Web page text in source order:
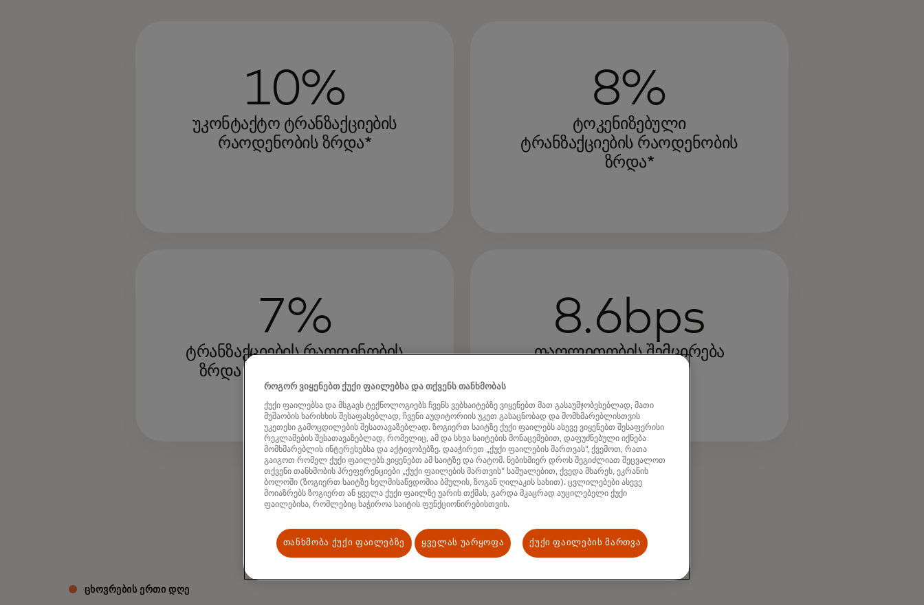
10%
უკონტაქტო ტრანზაქციების
რაოდენობის ზრდა*
8%
ტოკენიზებული
ტრანზაქციების რაოდენობის
ზრდა*
7%
ტრანზაქციების რაოდენობის
ზრდა აქტიურ ანგარიშზე*
8.6bps
თაღლითობის შემცირება
ᲪᲮᲝᲕᲠᲔᲑᲘᲡ ᲔᲠᲗᲘ ᲓᲦᲔ
როგორ ვიყენებთ ქუქი ფაილებსა და თქვენს თანხმობას
ქუქი ფაილებსა და მსგავს ტექნოლოგიებს ჩვენს ვებსაიტებზე ვიყენებთ მათ გასაუმჯობესებლად, მათი
მუშაობის ხარისხის შესაფასებლად, ჩვენი აუდიტორიის უკეთ გასაცნობად და მომხმარებლისთვის
უკეთესი გამოცდილების შესათავაზებლად. ზოგიერთ საიტზე ქუქი ფაილებს ასევე ვიყენებთ შესაფერისი
რეკლამების შესათავაზებლად, რომელიც, ამ და სხვა საიტების მონაცემებით, დაფუძნებული იქნება
მომხმარებლის ინტერესებსა და აქტივობებზე. დააჭირეთ „ქუქი ფაილების მართვას“, ქვემოთ, რათა
გაიგოთ რომელ ქუქი ფაილებს ვიყენებთ ამ საიტზე და რატომ. ნებისმიერ დროს შეგიძლიათ შეცვალოთ
თქვენი თანხმობის პრეფერენციები „ქუქი ფაილების მართვის“ საშუალებით, ქვედა მხარეს, ეკრანის
ბოლოში (ზოგიერთ საიტზე ხელმისაწვდომია ბმულის, ზოგან ღილაკის სახით). ცვლილებები ასევე
მოიაზრებს ზოგიერთ ან ყველა ქუქი ფაილზე უარის თქმას, გარდა მკაცრად აუცილებელი ქუქი
ფაილებისა, რომლებიც საჭიროა საიტის ფუნქციონირებისთვის.
თანხმობა ქუქი ფაილებზე ყველას უარყოფა ქუქი ფაილების მართვა